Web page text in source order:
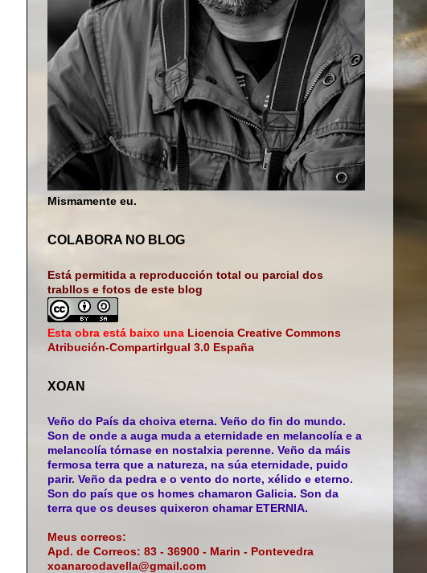
Mismamente eu.
COLABORA NO BLOG
Está permitida a reproducción total ou parcial dos
trabllos e fotos de este blog
Esta obra está baixo una Licencia Creative Commons
Atribución-CompartirIgual 3.0 España
XOAN
Veño do País da choiva eterna. Veño do fin do mundo.
Son de onde a auga muda a eternidade en melancolía e a
melancolía tórnase en nostalxia perenne. Veño da máis
fermosa terra que a natureza, na súa eternidade, puido
parir. Veño da pedra e o vento do norte, xélido e eterno.
Son do país que os homes chamaron Galicia. Son da
terra que os deuses quixeron chamar ETERNIA.
Meus correos:
Apd. de Correos: 83 - 36900 - Marin - Pontevedra
xoanarcodavella@gmail.com